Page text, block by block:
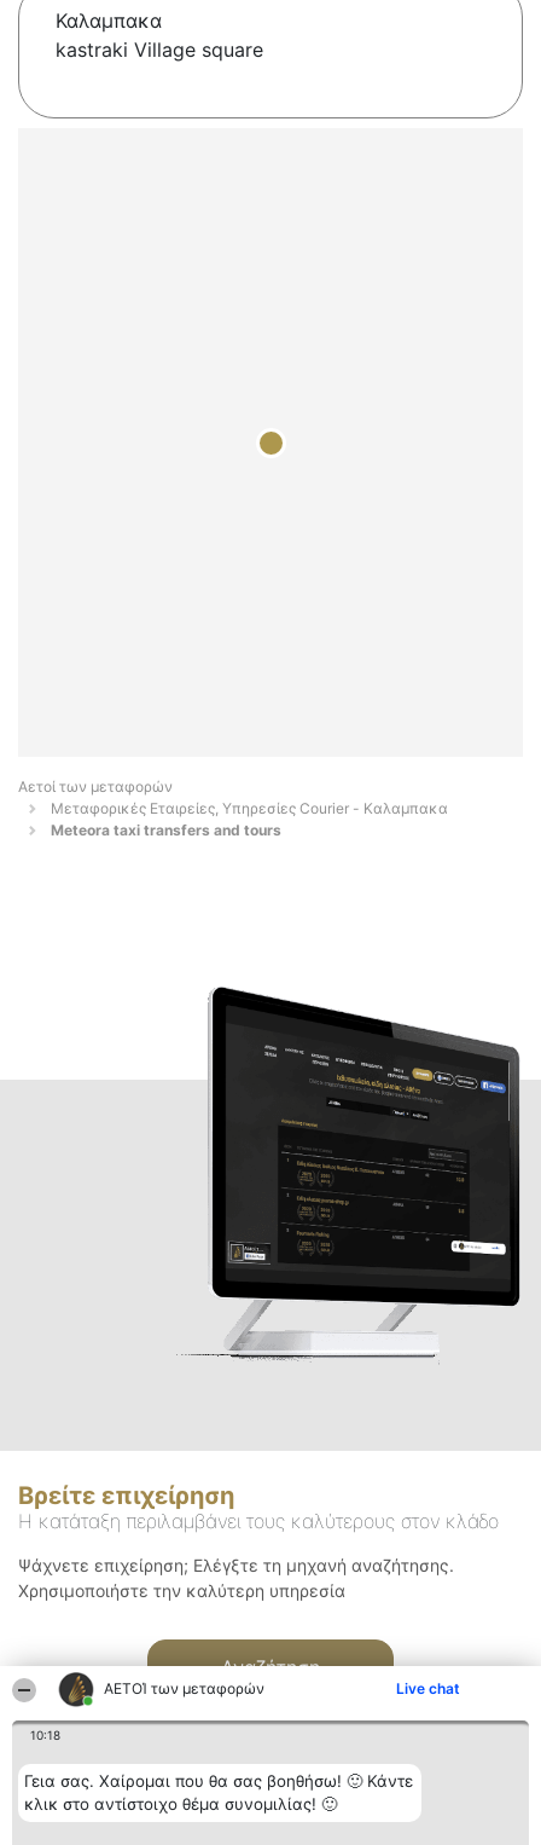
ΑΕΤΟΊ των μεταφορών Live chat
10:18
Γεια σας. Χαίρομαι που θα σας βοηθήσω! 🙂 Κάντε
κλικ στο αντίστοιχο θέμα συνομιλίας! 🙂
Καλαμπακα
kastraki Village square
Αετοί των μεταφορών
Μεταφορικές Εταιρείες, Υπηρεσίες Courier - Καλαμπακα
Meteora taxi transfers and tours
Βρείτε επιχείρηση
Η κατάταξη περιλαμβάνει τους καλύτερους στον κλάδο
Ψάχνετε επιχείρηση; Ελέγξτε τη μηχανή αναζήτησης.
Χρησιμοποιήστε την καλύτερη υπηρεσία
Αναζήτηση